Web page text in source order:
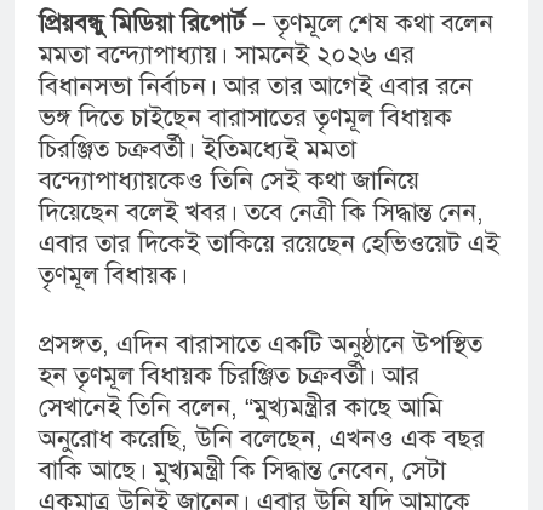
প্রিয়বন্ধু মিডিয়া রিপোর্ট –তৃণমূলে শেষ কথা বলেন
মমতা বন্দ্যোপাধ্যায়। সামনেই ২০২৬ এর
বিধানসভা নির্বাচন। আর তার আগেই এবার রনে
ভঙ্গ দিতে চাইছেন বারাসাতের তৃণমূল বিধায়ক
চিরঞ্জিত চক্রবর্তী। ইতিমধ্যেই মমতা
বন্দ্যোপাধ্যায়কেও তিনি সেই কথা জানিয়ে
দিয়েছেন বলেই খবর। তবে নেত্রী কি সিদ্ধান্ত নেন,
এবার তার দিকেই তাকিয়ে রয়েছেন হেভিওয়েট এই
তৃণমূল বিধায়ক।
প্রসঙ্গত, এদিন বারাসাতে একটি অনুষ্ঠানে উপস্থিত
হন তৃণমূল বিধায়ক চিরঞ্জিত চক্রবর্তী। আর
সেখানেই তিনি বলেন, “মুখ্যমন্ত্রীর কাছে আমি
অনুরোধ করেছি, উনি বলেছেন, এখনও এক বছর
বাকি আছে। মুখ্যমন্ত্রী কি সিদ্ধান্ত নেবেন, সেটা
একমাত্র উনিই জানেন। এবার উনি যদি আমাকে